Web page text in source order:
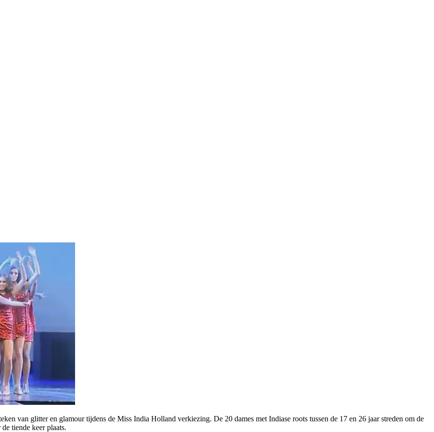
van glitter en glamour tijdens de Miss India Holland verkiezing. De 20 dames met Indiase roots tussen de 17 en 26 jaar streden om de
tiende keer plaats.